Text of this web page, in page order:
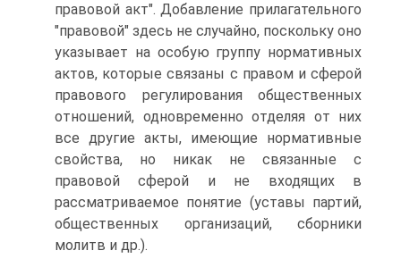
правовой акт". Добавление прилагательного
"правовой" здесь не случайно, поскольку оно
указывает на особую группу нормативных
актов, которые связаны с правом и сферой
правового регулирования общественных
отношений, одновременно отделяя от них
все другие акты, имеющие нормативные
свойства, но никак не связанные с
правовой сферой и не входящих в
рассматриваемое понятие (уставы партий,
общественных организаций, сборники
молитв и др.).